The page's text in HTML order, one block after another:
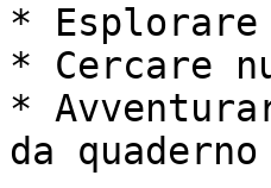
*
* Cercare
*
da